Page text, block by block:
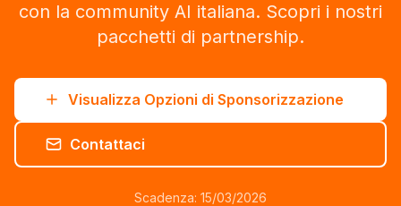
con la community AI italiana. Scopri i nostri
pacchetti di partnership.
Visualizza Opzioni di Sponsorizzazione
Contattaci
Scadenza: 15/03/2026